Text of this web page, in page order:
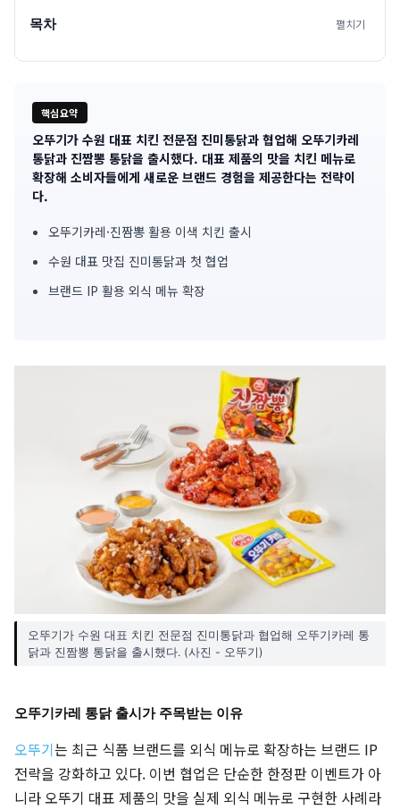
목차 펼치기
핵심요약
기
사
오뚜기가 수원 대표 치킨 전문점 진미통닭과 협업해 오뚜기카레
통닭과 진짬뽕 통닭을 출시했다. 대표 제품의 맛을 치킨 메뉴로
확장해 소비자들에게 새로운 브랜드 경험을 제공한다는 전략이
다.
오뚜기카레·진짬뽕 활용 이색 치킨 출시
수원 대표 맛집 진미통닭과 첫 협업
브랜드 IP 활용 외식 메뉴 확장
오뚜기가 수원 대표 치킨 전문점 진미통닭과 협업해 오뚜기카레 통
닭과 진짬뽕 통닭을 출시했다. (사진 - 오뚜기)
오뚜기카레 통닭 출시가 주목받는 이유
오뚜기는 최근 식품 브랜드를 외식 메뉴로 확장하는 브랜드 IP
전략을 강화하고 있다. 이번 협업은 단순한 한정판 이벤트가 아
니라 오뚜기 대표 제품의 맛을 실제 외식 메뉴로 구현한 사례라